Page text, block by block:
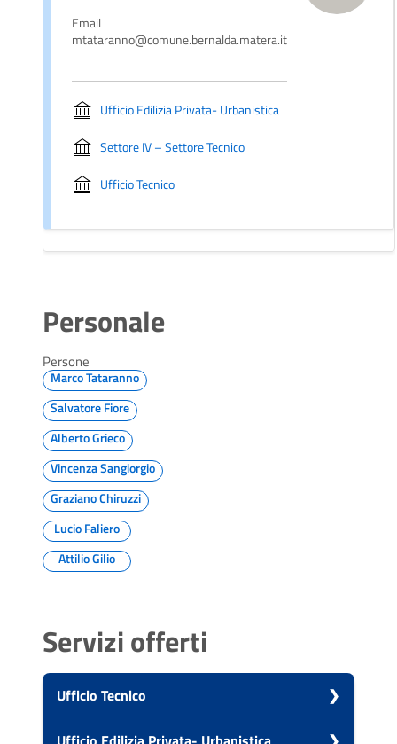
Email
mtataranno@comune.bernalda.matera.it
Ufficio Edilizia Privata- Urbanistica
Settore IV – Settore Tecnico
Ufficio Tecnico
Personale
Persone
Marco Tataranno
Salvatore Fiore
Alberto Grieco
Vincenza Sangiorgio
Graziano Chiruzzi
Lucio Faliero
Attilio Gilio
Servizi offerti
Ufficio Tecnico